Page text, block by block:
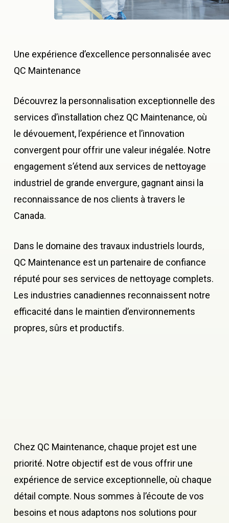
Une expérience d’excellence personnalisée avec
QC Maintenance
Découvrez la personnalisation exceptionnelle des
services d’installation chez QC Maintenance, où
le dévouement, l’expérience et l’innovation
convergent pour offrir une valeur inégalée. Notre
engagement s’étend aux services de nettoyage
industriel de grande envergure, gagnant ainsi la
reconnaissance de nos clients à travers le
Canada.
Dans le domaine des travaux industriels lourds,
QC Maintenance est un partenaire de confiance
réputé pour ses services de nettoyage complets.
Les industries canadiennes reconnaissent notre
efficacité dans le maintien d’environnements
propres, sûrs et productifs.
Chez QC Maintenance, chaque projet est une
priorité. Notre objectif est de vous offrir une
expérience de service exceptionnelle, où chaque
détail compte. Nous sommes à l’écoute de vos
besoins et nous adaptons nos solutions pour